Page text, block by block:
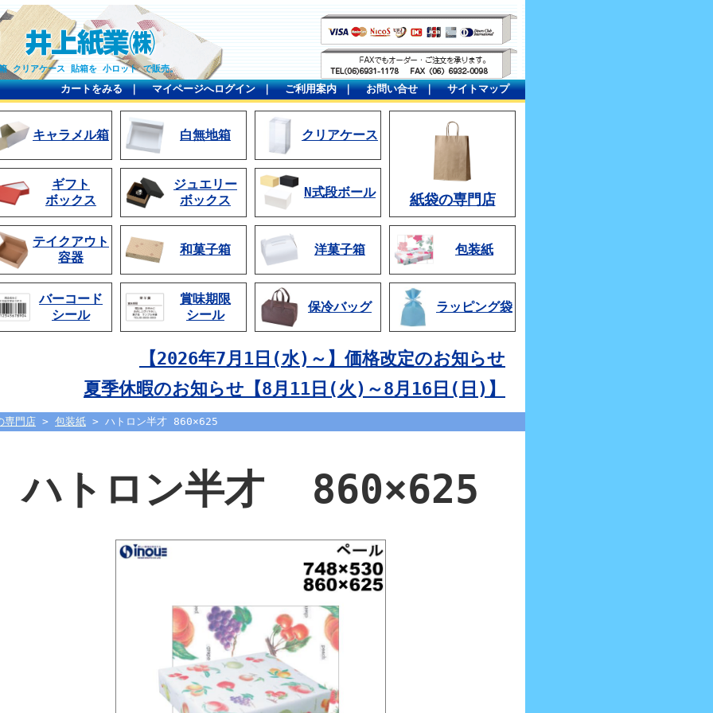
クリアケース 貼箱を 小ロット で販売。
カートをみる｜ マイページへログイン｜ ご利用案内｜ お問い合せ｜ サイトマップ
キャラメル箱 白無地箱 クリアケース
紙袋の専門店
ギフト
ボックス
ジュエリー
ボックス
N式段ボール
テイクアウト
容器
和菓子箱 洋菓子箱 包装紙
バーコード
シール
賞味期限
シール
保冷バッグ ラッピング袋
【2026年7月1日(水)～】価格改定のお知らせ
夏季休暇のお知らせ【8月11日(火)～8月16日(日)】
専門店 > 包装紙 > ハトロン半才 860×625
ハトロン半才 860×625